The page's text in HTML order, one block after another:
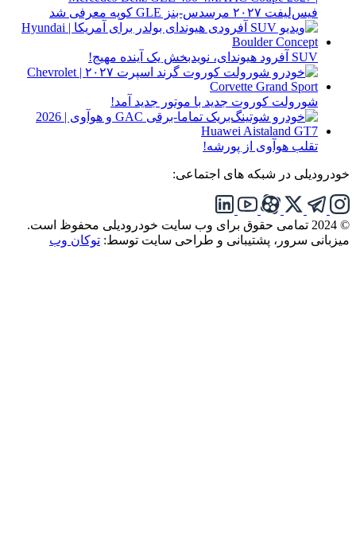
فیس‌لیفت ۲۰۲۷ مرسدس-بنز GLE کوپه معرفی شد
SUV آفرود هیوندای، نویدبخش یک آینده مهیج!
شورولت کوروت جدید با موتور جدید آمد!
تقلب هوآوی از پورشه!
خودرودیلی در شبکه های اجتماعی:
© 2024 تمامی حقوق برای وب سایت خودرودیلی محفوظ است.
میزبانی سرور، پشتیبانی و طراحی سایت توسط: توکان وب